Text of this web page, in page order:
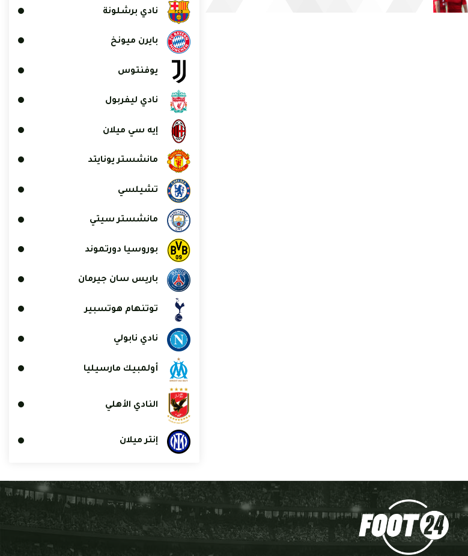
نادي برشلونة
بايرن ميونخ
يوفنتوس
نادي ليفربول
إيه سي ميلان
مانشستر يونايتد
تشيلسي
مانشستر سيتي
بوروسيا دورتموند
باريس سان جيرمان
توتنهام هوتسبير
نادي نابولي
أولمبيك مارسيليا
النادي الأهلي
إنتر ميلان